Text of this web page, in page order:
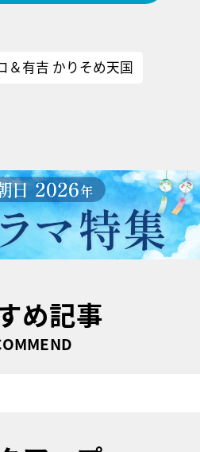
＆有吉 かりそめ天国
め記事